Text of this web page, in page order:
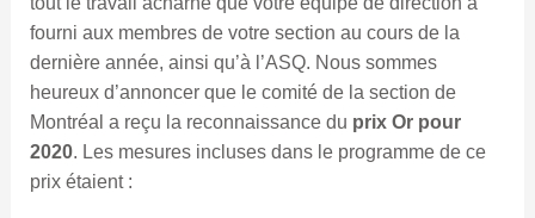
fourni aux membres de votre section au cours de la
dernière année, ainsi qu’à l’ASQ. Nous sommes
heureux d’annoncer que le comité de la section de
Montréal a reçu la reconnaissance du prix Or pour
2020. Les mesures incluses dans le programme de ce
prix étaient :